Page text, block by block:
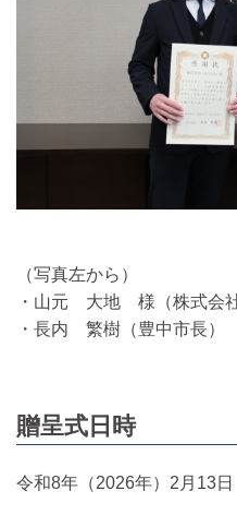
（写真左から）
・山元 大地 様（株式会
・長内 繁樹（豊中市長）
贈呈式日時
令和8年（2026年）2月13日